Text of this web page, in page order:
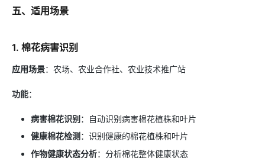
五、适用场景
1. 棉花病害识别
应用场景：农场、农业合作社、农业技术推广站
功能：
病害棉花识别 ：自动识别病害棉花植株和叶片
健康棉花检测 ：识别健康的棉花植株和叶片
作物健康状态分析：分析棉花整体健康状态